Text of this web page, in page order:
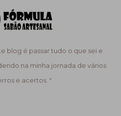
blog é passar tudo o que sei e
na minha jornada de vários
e acertos. "